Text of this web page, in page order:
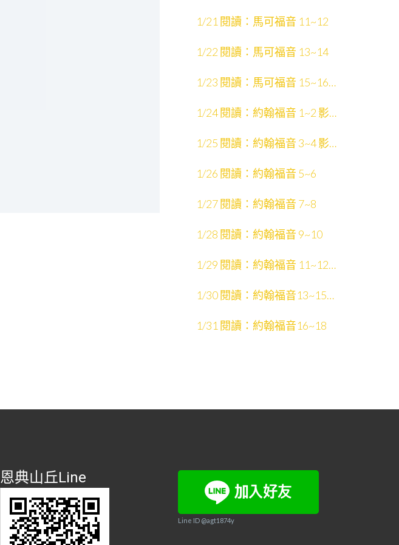
1/21 閱讀：馬可福音 11~12
1/22 閱讀：馬可福音 13~14
1/23 閱讀：馬可福音 15~16
1/24 閱讀：約翰福音 1~2 影
1/25 閱讀：約翰福音 3~4 影
1/26 閱讀：約翰福音 5~6
1/27 閱讀：約翰福音 7~8
1/28 閱讀：約翰福音 9~10
1/29 閱讀：約翰福音 11~12
1/30 閱讀：約翰福音13~15
1/31 閱讀：約翰福音16~18
恩典山丘Line
Line ID @agt1874y